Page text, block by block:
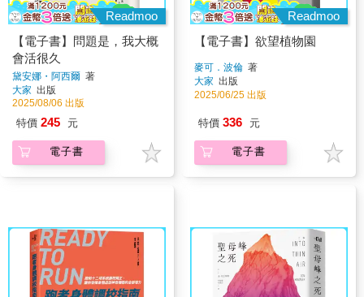
Readmoo
【電子書】問題是，我大概
會活很久
黛安娜・阿西爾 著
大家 出版
2025/08/06 出版
特價 245 元
電子書
Readmoo
【電子書】欲望植物園
麥可．波倫 著
大家 出版
2025/06/25 出版
特價 336 元
電子書